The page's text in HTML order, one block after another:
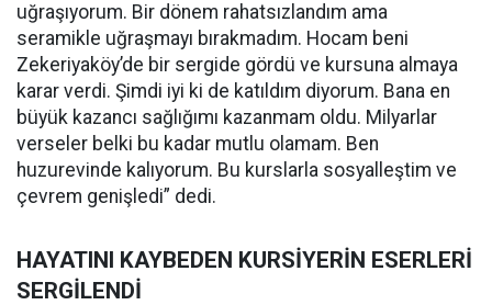
uğraşıyorum. Bir dönem rahatsızlandım ama
seramikle uğraşmayı bırakmadım. Hocam beni
Zekeriyaköy’de bir sergide gördü ve kursuna almaya
karar verdi. Şimdi iyi ki de katıldım diyorum. Bana en
büyük kazancı sağlığımı kazanmam oldu. Milyarlar
verseler belki bu kadar mutlu olamam. Ben
huzurevinde kalıyorum. Bu kurslarla sosyalleştim ve
çevrem genişledi” dedi.
HAYATINI KAYBEDEN KURSİYERİN ESERLERİ
SERGİLENDİ